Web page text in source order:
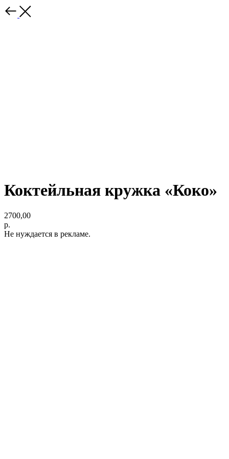
Коктейльная кружка «Коко»
2700,00
р.
Не нуждается в рекламе.